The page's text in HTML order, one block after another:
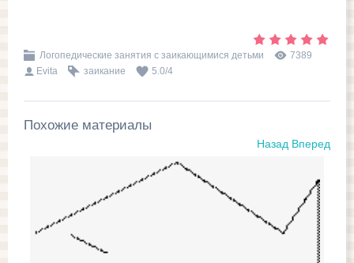
Логопедические занятия с заикающимися детьми
7389
Evita
заикание 5.0/4
Похожие материалы
Назад Вперед